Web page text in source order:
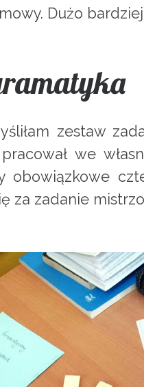
Dużo
zestaw
we
obowiązkowe
za zadanie